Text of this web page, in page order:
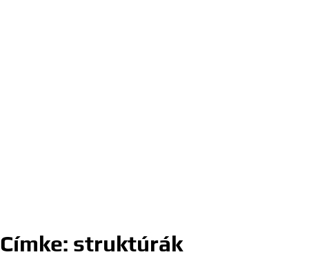
Címke: struktúrák